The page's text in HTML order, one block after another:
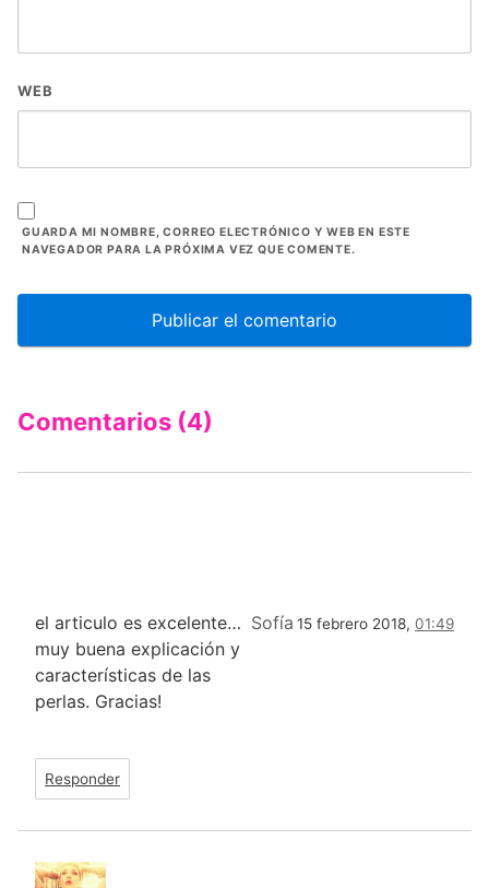
WEB
GUARDA MI NOMBRE, CORREO ELECTRÓNICO Y WEB EN ESTE
NAVEGADOR PARA LA PRÓXIMA VEZ QUE COMENTE.
Comentarios (4)
Sofía 15 febrero 2018, 01:49
el articulo es excelente…
muy buena explicación y
características de las
perlas. Gracias!
Responder